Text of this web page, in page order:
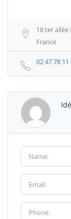
18 ter allée
France
02 47 78 11